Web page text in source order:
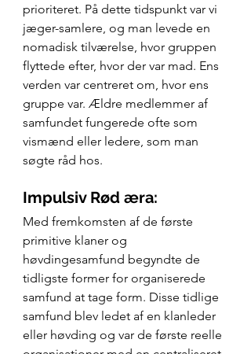
prioriteret. På dette tidspunkt var vi
jæger-samlere, og man levede en
nomadisk tilværelse, hvor gruppen
flyttede efter, hvor der var mad. Ens
verden var centreret om, hvor ens
gruppe var. Ældre medlemmer af
samfundet fungerede ofte som
vismænd eller ledere, som man
søgte råd hos.
Impulsiv Rød æra:
Med fremkomsten af de første
primitive klaner og
høvdingesamfund begyndte de
tidligste former for organiserede
samfund at tage form. Disse tidlige
samfund blev ledet af en klanleder
eller høvding og var de første reelle